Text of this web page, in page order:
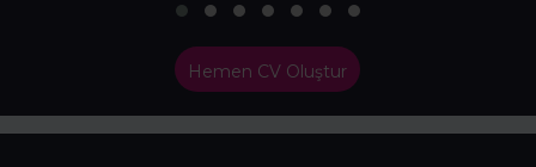
Hemen CV Oluştur